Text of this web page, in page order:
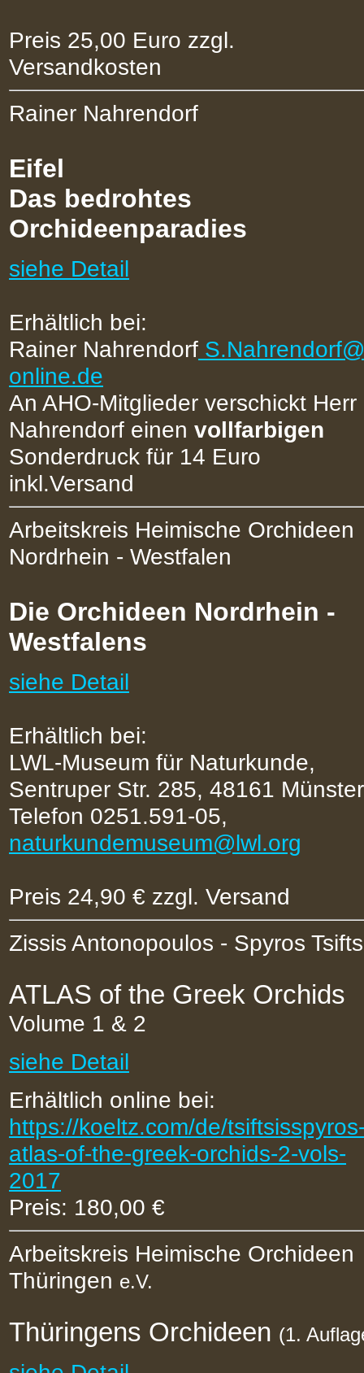
Preis 25,00 Euro zzgl.
Versandkosten
Rainer Nahrendorf
Eifel
Das bedrohtes
Orchideenparadies
siehe Detail
Erhältlich bei:
Rainer Nahrendorf
online.de
An AHO-Mitglieder verschickt Herr
Nahrendorf einen vollfarbigen
Sonderdruck für 14 Euro
inkl.Versand
Arbeitskreis Heimische Orchideen
Nordrhein - Westfalen
Die Orchideen Nordrhein -
Westfalens
siehe Detail
Erhältlich bei:
LWL-Museum für Naturkunde,
Sentruper Str. 285, 48161
Telefon 0251.591-05,
naturkundemuseum@lwl.org
Preis 24,90 € zzgl. Versand
Zissis Antonopoulos - Spyros
ATLAS of the Greek Orchids
Volume 1 & 2
siehe Detail
Erhältlich online bei:
https://koeltz.com/de/
atlas-of-the-greek-orchids-2-vols-
2017
Preis: 180,00 €
Arbeitskreis Heimische Orchideen
Thüringen e.V.
Thüringens Orchideen (1.